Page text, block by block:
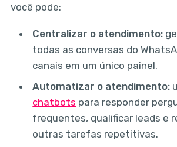
você pode:
Centralizar o atendimento:
todas as conversas do
canais em um único painel.
Automatizar o atendimento:
chatbots para responder
frequentes, qualificar leads e
outras tarefas repetitivas.